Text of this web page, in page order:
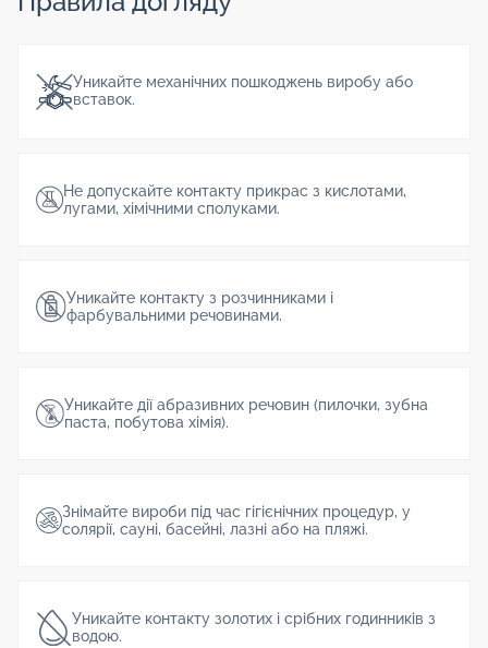
Уникайте механічних пошкоджень виробу або
вставок.
Не допускайте контакту прикрас з кислотами,
лугами, хімічними сполуками.
Уникайте контакту з розчинниками і
фарбувальними речовинами.
Уникайте дії абразивних речовин (пилочки, зубна
паста, побутова хімія).
Знімайте вироби під час гігієнічних процедур, у
солярії, сауні, басейні, лазні або на пляжі.
Уникайте контакту золотих і срібних годинників з
водою.